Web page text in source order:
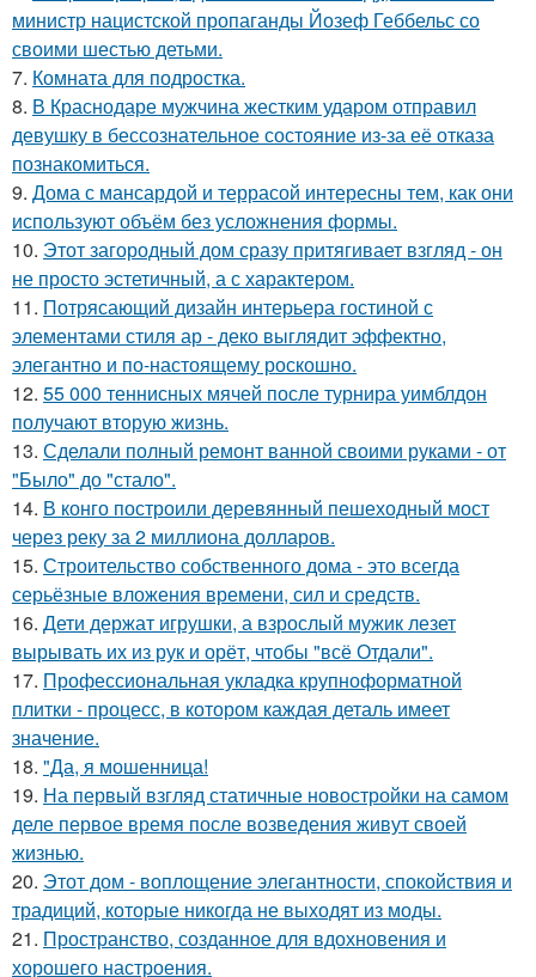
министр нацистской пропаганды Йозеф Геббельс со
своими шестью детьми.
7. Комната для подростка.
8. В Краснодаре мужчина жестким ударом отправил
девушку в бессознательное состояние из-за её отказа
познакомиться.
9. Дома с мансардой и террасой интересны тем, как они
используют объём без усложнения формы.
10. Этот загородный дом сразу притягивает взгляд - он
не просто эстетичный, а с характером.
11. Потрясающий дизайн интерьера гостиной с
элементами стиля ар - деко выглядит эффектно,
элегантно и по-настоящему роскошно.
12. 55 000 теннисных мячей после турнира уимблдон
получают вторую жизнь.
13. Сделали полный ремонт ванной своими руками - от
"Было" до "стало".
14. В конго построили деревянный пешеходный мост
через реку за 2 миллиона долларов.
15. Строительство собственного дома - это всегда
серьёзные вложения времени, сил и средств.
16. Дети держат игрушки, а взрослый мужик лезет
вырывать их из рук и орёт, чтобы "всё Отдали".
17. Профессиональная укладка крупноформатной
плитки - процесс, в котором каждая деталь имеет
значение.
18. "Да, я мошенница!
19. На первый взгляд статичные новостройки на самом
деле первое время после возведения живут своей
жизнью.
20. Этот дом - воплощение элегантности, спокойствия и
традиций, которые никогда не выходят из моды.
21. Пространство, созданное для вдохновения и
хорошего настроения.